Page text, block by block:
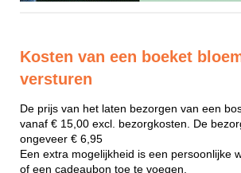
Kosten van een boeket
versturen
De prijs van het laten bezorgen van een
vanaf € 15,00 excl. bezorgkosten. De
ongeveer € 6,95
Een extra mogelijkheid is een persoonlijke
of een cadeaubon toe te voegen.